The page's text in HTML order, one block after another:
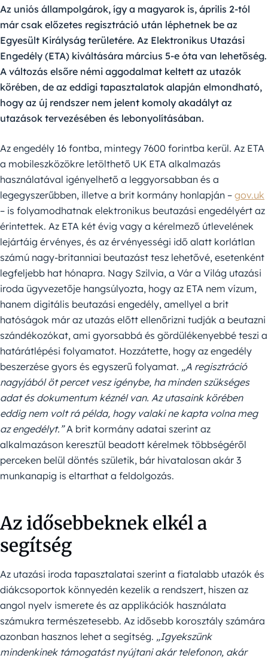
Az uniós állampolgárok, így a magyarok is, április 2-tól
már csak előzetes regisztráció után léphetnek be az
Egyesült Királyság területére. Az Elektronikus Utazási
Engedély (ETA) kiváltására március 5-e óta van lehetőség.
A változás elsőre némi aggodalmat keltett az utazók
körében, de az eddigi tapasztalatok alapján elmondható,
hogy az új rendszer nem jelent komoly akadályt az
utazások tervezésében és lebonyolításában.
Az engedély 16 fontba, mintegy 7600 forintba kerül. Az ETA
a mobileszközökre letölthető UK ETA alkalmazás
használatával igényelhető a leggyorsabban és a
legegyszerűbben, illetve a brit kormány honlapján – gov.uk
– is folyamodhatnak elektronikus beutazási engedélyért az
érintettek. Az ETA két évig vagy a kérelmező útlevelének
lejártáig érvényes, és az érvényességi idő alatt korlátlan
számú nagy-britanniai beutazást tesz lehetővé, esetenként
legfeljebb hat hónapra. Nagy Szilvia, a Vár a Világ utazási
iroda ügyvezetője hangsúlyozta, hogy az ETA nem vízum,
hanem digitális beutazási engedély, amellyel a brit
hatóságok már az utazás előtt ellenőrizni tudják a beutazni
szándékozókat, ami gyorsabbá és gördülékenyebbé teszi a
határátlépési folyamatot. Hozzátette, hogy az engedély
beszerzése gyors és egyszerű folyamat. „A regisztráció
nagyjából öt percet vesz igénybe, ha minden szükséges
adat és dokumentum kéznél van. Az utasaink körében
eddig nem volt rá példa, hogy valaki ne kapta volna meg
az engedélyt.”A brit kormány adatai szerint az
alkalmazáson keresztül beadott kérelmek többségéről
perceken belül döntés születik, bár hivatalosan akár 3
munkanapig is eltarthat a feldolgozás.
Az idősebbeknek elkél a
segítség
Az utazási iroda tapasztalatai szerint a fiatalabb utazók és
diákcsoportok könnyedén kezelik a rendszert, hiszen az
angol nyelv ismerete és az applikációk használata
számukra természetesebb. Az idősebb korosztály számára
azonban hasznos lehet a segítség. „Igyekszünk
mindenkinek támogatást nyújtani akár telefonon, akár